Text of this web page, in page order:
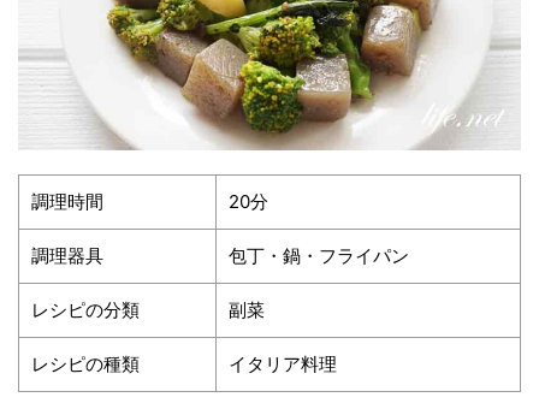
調理時間 20分
調理器具 包丁・鍋・フライパン
レシピの分類 副菜
レシピの種類 イタリア料理